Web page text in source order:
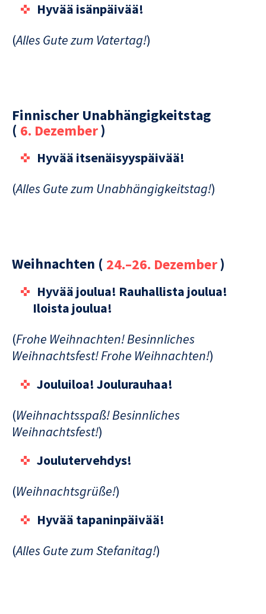
Hyvää isänpäivää!
(Alles Gute zum Vatertag!)
Finnischer Unabhängigkeitstag
( 6. Dezember)
Hyvää itsenäisyyspäivää!
(Alles Gute zum Unabhängigkeitstag!)
Weihnachten ( 24.–26. Dezember)
Hyvää joulua! Rauhallista joulua!
Iloista joulua!
(Frohe Weihnachten! Besinnliches
Weihnachtsfest! Frohe Weihnachten!)
Jouluiloa! Joulurauhaa!
(Weihnachtsspaß! Besinnliches
Weihnachtsfest!)
Joulutervehdys!
(Weihnachtsgrüße!)
Hyvää tapaninpäivää!
(Alles Gute zum Stefanitag!)